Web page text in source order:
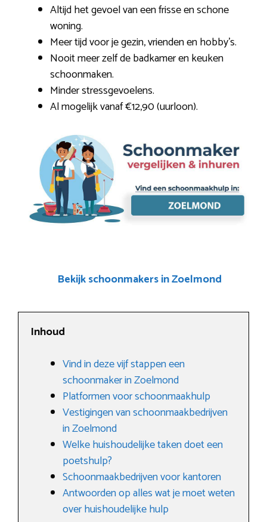
Altijd het gevoel van een frisse en schone
woning.
Meer tijd voor je gezin, vrienden en hobby’s.
Nooit meer zelf de badkamer en keuken
schoonmaken.
Minder stressgevoelens.
Al mogelijk vanaf €12,90 (uurloon).
Bekijk schoonmakers in Zoelmond
Inhoud
Vind in deze vijf stappen een
schoonmaker in Zoelmond
Platformen voor schoonmaakhulp
Vestigingen van schoonmaakbedrijven
in Zoelmond
Welke huishoudelijke taken doet een
poetshulp?
Schoonmaakbedrijven voor kantoren
Antwoorden op alles wat je moet weten
over huishoudelijke hulp